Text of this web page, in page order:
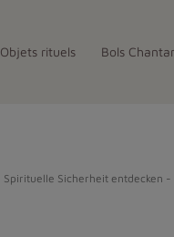
Objets rituels Bols
Spirituelle Sicherheit entdecken -